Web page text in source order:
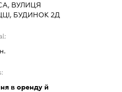
ВУЛИЦЯ
БУДИНОК 2Д
в оренду й